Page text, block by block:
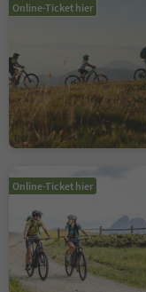
Online-Ticket hier
Online-Ticket hier